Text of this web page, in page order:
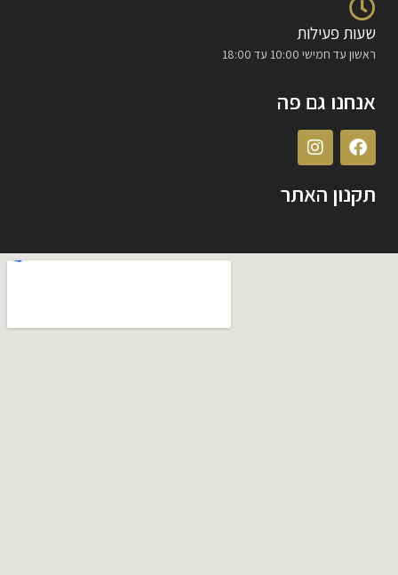
שעות פעילות
ראשון עד חמישי 10:00 עד 18:00
אנחנו גם פה
תקנון האתר